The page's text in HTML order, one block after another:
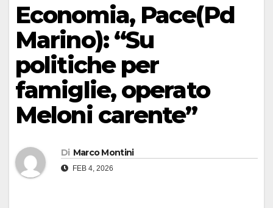
Economia, Pace(Pd
Marino): “Su
politiche per
famiglie, operato
Meloni carente”
Di Marco Montini
FEB 4, 2026